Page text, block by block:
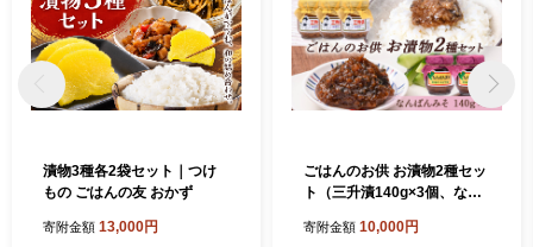
漬物3種各2袋セット｜つけ
もの ごはんの友 おかず
寄附金額 13,000円
ごはんのお供 お漬物2種セッ
ト（三升漬140g×3個、なん
09
寄附金額 10,000円